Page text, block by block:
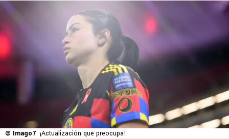
© Imago7 ¡Actualización que preocupa!